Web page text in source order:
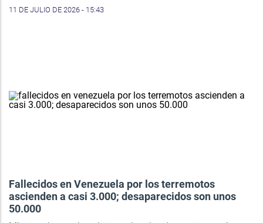
11 DE JULIO DE 2026 - 15:43
Fallecidos en Venezuela por los terremotos
ascienden a casi 3.000; desaparecidos son unos
50.000